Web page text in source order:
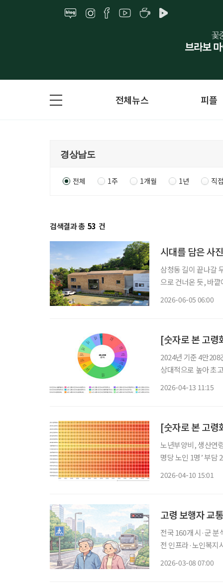
전체뉴스 피플
전체 1주 1개월 1년 직
검색결과 총 53 건
시대를 담은 사
삼청동 길이 끝나갈
으로 건너온 듯, 바
2026-06-05 06:00
2024년 기준 4만
상대적으로 높아 초고령사회로 진입하면서 지역별 고령화 격차에 대한 관심도 커지고 있다.
2026-04-13 11:15
노년부양비, 생산연
명당 노인 1명’ 부담
2026-04-10 15:01
고령 보행자 교
전국 160개 시·군 분
전 인프라·노인복지시설 체계로
2026-03-08 07:00